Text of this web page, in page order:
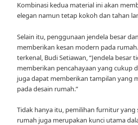
Kombinasi kedua material ini akan
elegan namun tetap kokoh dan tahan
Selain itu, penggunaan jendela besar
memberikan kesan modern pada
terkenal, Budi Setiawan, “Jendela besar
memberikan pencahayaan yang cukup
juga dapat memberikan tampilan yang
pada desain rumah.”
Tidak hanya itu, pemilihan furnitur yang
rumah juga merupakan kunci utama